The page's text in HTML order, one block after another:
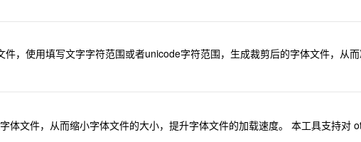
，使用填写文字字符范围或者unicode字符范围，生成裁剪后的字体文件，从
体文件，从而缩小字体文件的大小，提升字体文件的加载速度。 本工具支持